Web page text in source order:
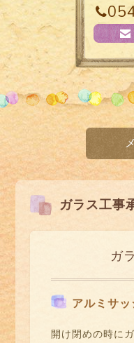
ガラス工事
ガ
アルミサ
開け閉めの時に